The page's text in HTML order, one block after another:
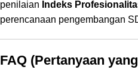
penilaian Indeks
perencanaan pengembangan
FAQ (Pertanyaan